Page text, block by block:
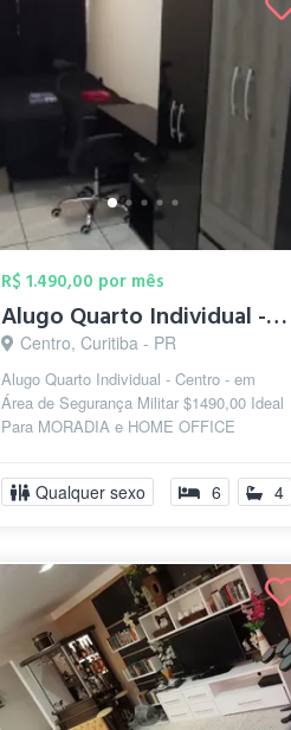
R$ 1.490,00 por mês
Alugo Quarto Individual - Centro - em Ár...
Centro, Curitiba - PR
Alugo Quarto Individual - Centro - em
Área de Segurança Militar $1490,00 Ideal
Para MORADIA e HOME OFFICE
Re...
Qualquer sexo 6 4